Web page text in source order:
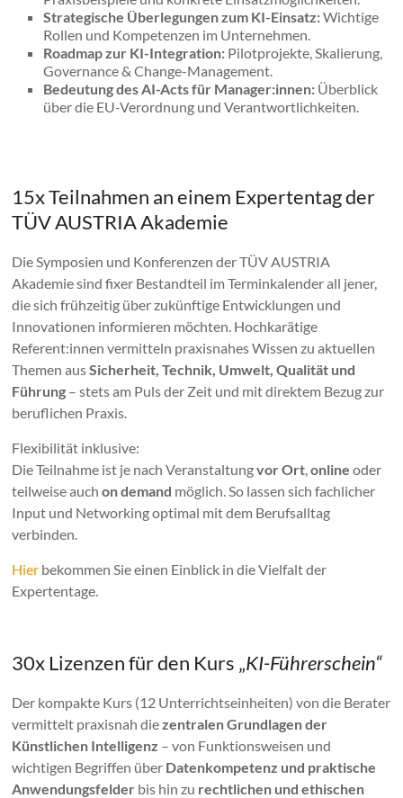
Strategische Überlegungen zum KI-Einsatz:Wichtige
Rollen und Kompetenzen im Unternehmen.
Roadmap zur KI-Integration: Pilotprojekte, Skalierung,
Governance & Change-Management.
Bedeutung des AI-Acts für Manager:innen: Überblick
über die EU-Verordnung und Verantwortlichkeiten.
15x Teilnahmen an einem Expertentag der
TÜV AUSTRIA Akademie
Die Symposien und Konferenzen der TÜV AUSTRIA
Akademie sind fixer Bestandteil im Terminkalender all jener,
die sich frühzeitig über zukünftige Entwicklungen und
Innovationen informieren möchten. Hochkarätige
Referent:innen vermitteln praxisnahes Wissen zu aktuellen
Themen ausSicherheit, Technik, Umwelt, Qualität und
Führung – stets am Puls der Zeit und mit direktem Bezug zur
beruflichen Praxis.
Flexibilität inklusive:
Die Teilnahme ist je nach Veranstaltungvor Ort ,online oder
teilweise auchon demand möglich. So lassen sich fachlicher
Input und Networking optimal mit dem Berufsalltag
verbinden.
Hier bekommen Sie einen Einblick in die Vielfalt der
Expertentage.
30x Lizenzen für den Kurs „KI-Führerschein“
Der kompakte Kurs (12 Unterrichtseinheiten) von die Berater
vermittelt praxisnah diezentralen Grundlagen der
Künstlichen Intelligenz – von Funktionsweisen und
wichtigen Begriffen über Datenkompetenz und praktische
Anwendungsfelder bis hin zu rechtlichen und ethischen